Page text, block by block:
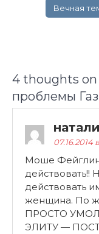
записямВечная
4 thoughts on
проблемы
07.16.2014
Моше
действовать!!
действовать
женщина. По
ПРОСТО
ЭЛИТУ —